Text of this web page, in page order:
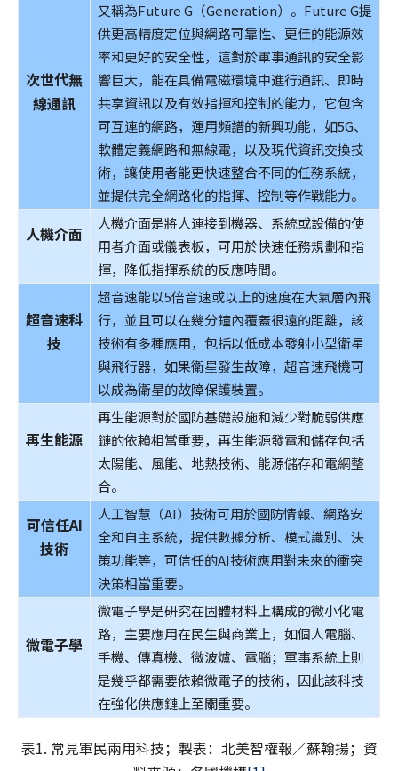
次世代無
線通訊
又稱為Future G（Generation）。Future G提
供更高精度定位與網路可靠性、更佳的能源效
率和更好的安全性，這對於軍事通訊的安全影
響巨大，能在具備電磁環境中進行通訊、即時
共享資訊以及有效指揮和控制的能力，它包含
可互連的網路，運用頻譜的新興功能，如5G、
軟體定義網路和無線電，以及現代資訊交換技
術，讓使用者能更快速整合不同的任務系統，
並提供完全網路化的指揮、控制等作戰能力。
人機介面
人機介面是將人連接到機器、系統或設備的使
用者介面或儀表板，可用於快速任務規劃和指
揮，降低指揮系統的反應時間。
超音速科
技
超音速能以5倍音速或以上的速度在大氣層內飛
行，並且可以在幾分鐘內覆蓋很遠的距離，該
技術有多種應用，包括以低成本發射小型衛星
與飛行器，如果衛星發生故障，超音速飛機可
以成為衛星的故障保護裝置。
再生能源
再生能源對於國防基礎設施和減少對脆弱供應
鏈的依賴相當重要，再生能源發電和儲存包括
太陽能、風能、地熱技術、能源儲存和電網整
合。
可信任AI
技術
人工智慧（AI）技術可用於國防情報、網路安
全和自主系統，提供數據分析、模式識別、決
策功能等，可信任的AI技術應用對未來的衝突
決策相當重要。
微電子學
微電子學是研究在固體材料上構成的微小化電
路，主要應用在民生與商業上，如個人電腦、
手機、傳真機、微波爐、電腦；軍事系統上則
是幾乎都需要依賴微電子的技術，因此該科技
在強化供應鏈上至關重要。
表1. 常見軍民兩用科技；製表：北美智權報／蘇翰揚；資